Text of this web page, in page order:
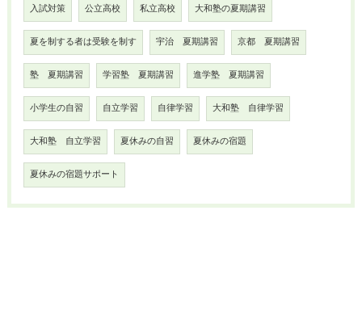
入試対策 公立高校 私立高校 大和塾の夏期講習
夏を制する者は受験を制す 宇治 夏期講習 京都 夏期講習
塾 夏期講習 学習塾 夏期講習 進学塾 夏期講習
小学生の自習 自立学習 自律学習 大和塾 自律学習
大和塾 自立学習 夏休みの自習 夏休みの宿題
夏休みの宿題サポート